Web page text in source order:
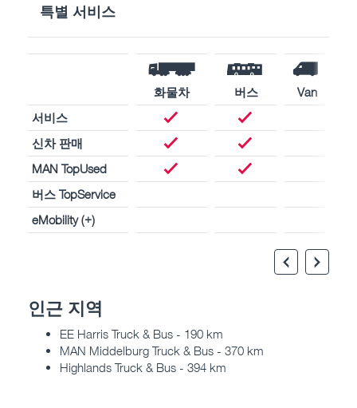
특별 서비스
화물차 버스
Van
서비스
신차 판매
MAN TopUsed
버스 TopService
eMobility (+)
인근 지역
EE Harris Truck & Bus - 190 km
MAN Middelburg Truck & Bus - 370 km
Highlands Truck & Bus - 394 km